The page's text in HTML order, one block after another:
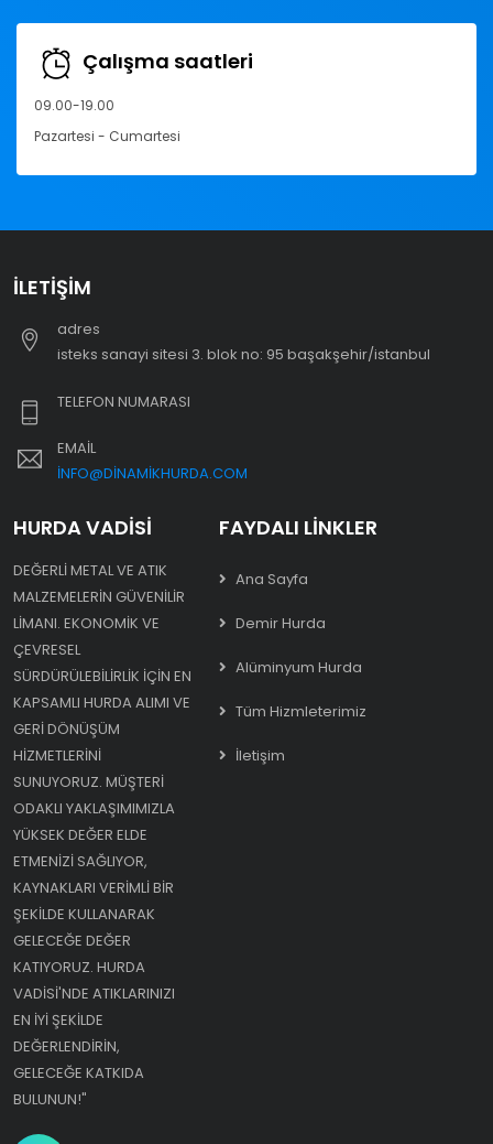
Çalışma saatleri
09.00-19.00
Pazartesi - Cumartesi
İLETIŞIM
adres
i̇steks sanayi sitesi 3. blok no: 95 başakşehir/i̇stanbul
TELEFON NUMARASI
EMAIL
INFO@DINAMIKHURDA.COM
HURDA VADISI
DEĞERLI METAL VE ATIK
MALZEMELERIN GÜVENILIR
LIMANI. EKONOMIK VE
ÇEVRESEL
SÜRDÜRÜLEBILIRLIK IÇIN EN
KAPSAMLI HURDA ALIMI VE
GERI DÖNÜŞÜM
HIZMETLERINI
SUNUYORUZ. MÜŞTERI
ODAKLI YAKLAŞIMIMIZLA
YÜKSEK DEĞER ELDE
ETMENIZI SAĞLIYOR,
KAYNAKLARI VERIMLI BIR
ŞEKILDE KULLANARAK
GELECEĞE DEĞER
KATIYORUZ. HURDA
VADISI'NDE ATIKLARINIZI
EN IYI ŞEKILDE
DEĞERLENDIRIN,
GELECEĞE KATKIDA
BULUNUN!"
FAYDALI LINKLER
Ana Sayfa
Demir Hurda
Alüminyum Hurda
Tüm Hizmleterimiz
İletişim